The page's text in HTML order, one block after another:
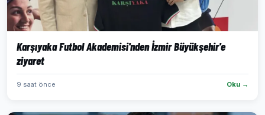
Karşıyaka Futbol Akademisi'nden İzmir Büyükşehir'e
ziyaret
9 saat önce Oku →